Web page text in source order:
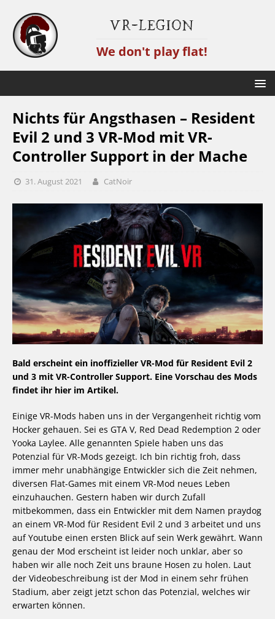
VR-Legion
We don't play flat!
Nichts für Angsthasen – Resident
Evil 2 und 3 VR-Mod mit VR-
Controller Support in der Mache
31. August 2021 CatNoir
Bald erscheint ein inoffizieller VR-Mod für Resident Evil 2
und 3 mit VR-Controller Support. Eine Vorschau des Mods
findet ihr hier im Artikel.
Einige VR-Mods haben uns in der Vergangenheit richtig vom
Hocker gehauen. Sei es GTA V, Red Dead Redemption 2 oder
Yooka Laylee. Alle genannten Spiele haben uns das
Potenzial für VR-Mods gezeigt. Ich bin richtig froh, dass
immer mehr unabhängige Entwickler sich die Zeit nehmen,
diversen Flat-Games mit einem VR-Mod neues Leben
einzuhauchen. Gestern haben wir durch Zufall
mitbekommen, dass ein Entwickler mit dem Namen praydog
an einem VR-Mod für Resident Evil 2 und 3 arbeitet und uns
auf Youtube einen ersten Blick auf sein Werk gewährt. Wann
genau der Mod erscheint ist leider noch unklar, aber so
haben wir alle noch Zeit uns braune Hosen zu holen. Laut
der Videobeschreibung ist der Mod in einem sehr frühen
Stadium, aber zeigt jetzt schon das Potenzial, welches wir
erwarten können.